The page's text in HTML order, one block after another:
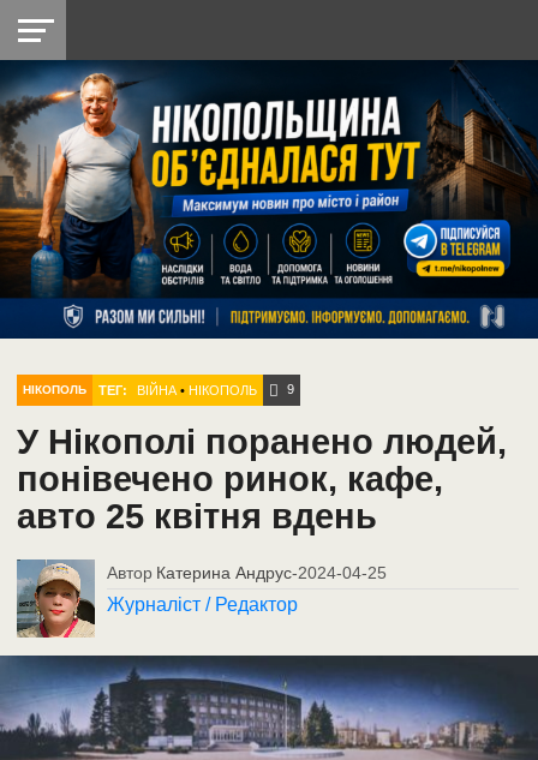
НІКОПОЛЬ
РАЙОН
СІЧЕСЛАВСЬКА
УКРАЇНА
РЕТРО
НІКОПОЛЬ
ЛАЙТ
УКРАЇНА
ДОПОМОГА
РАДІО
НІКОПОЛЬ ТЕГ: ВІЙНА •НІКОПОЛЬ 9
У Нікополі поранено людей,
понівечено ринок, кафе,
авто 25 квітня вдень
Автор Катерина Андрус-2024-04-25
Журналіст / Редактор